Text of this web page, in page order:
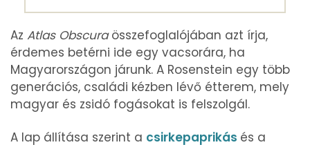
Az Atlas Obscuraösszefoglalójában azt írja,
érdemes betérni ide egy vacsorára, ha
Magyarországon járunk. A Rosenstein egy több
generációs, családi kézben lévő étterem, mely
magyar és zsidó fogásokat is felszolgál.
A lap állítása szerint a csirkepaprikás és a